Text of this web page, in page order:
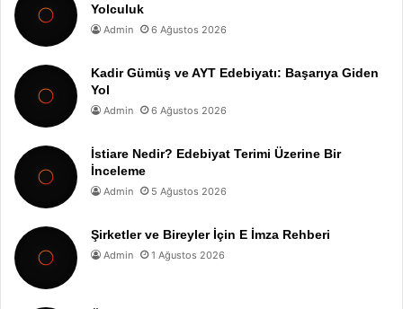
Yolculuk
Admin 6 Ağustos 2026
Kadir Gümüş ve AYT Edebiyatı: Başarıya Giden
Yol
Admin 6 Ağustos 2026
İstiare Nedir? Edebiyat Terimi Üzerine Bir
İnceleme
Admin 5 Ağustos 2026
Şirketler ve Bireyler İçin E İmza Rehberi
Admin 1 Ağustos 2026